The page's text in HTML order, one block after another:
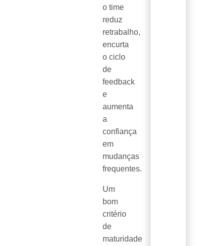
o time
reduz
retrabalho,
encurta
o ciclo
de
feedback
e
aumenta
a
confiança
em
mudanças
frequentes.
Um
bom
critério
de
maturidade